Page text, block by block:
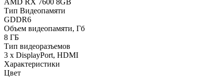
AMD RX 7600 8GB
Тип Видеопамяти
GDDR6
Объем видеопамяти, Гб
8 ГБ
Тип видеоразъемов
3 x DisplayPort, HDMI
Характеристики
Цвет